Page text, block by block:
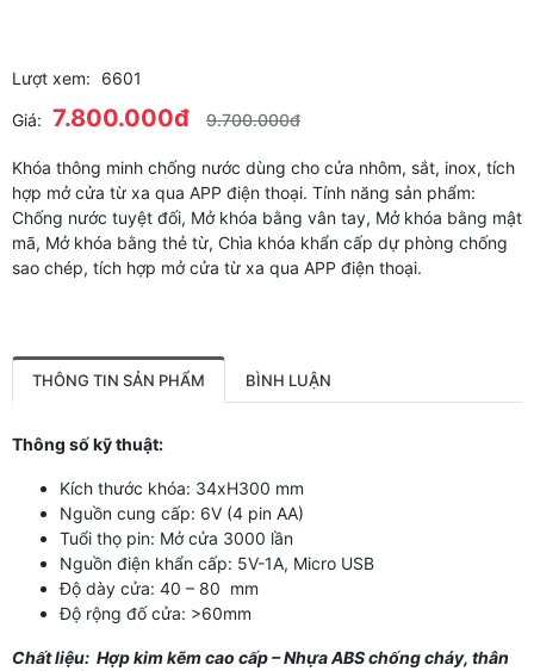
Lượt xem: 6601
Giá: 7.800.000đ 9.700.000đ
Khóa thông minh chống nước dùng cho cửa nhôm, sắt, inox, tích
hợp mở cửa từ xa qua APP điện thoại. Tính năng sản phẩm:
Chống nước tuyệt đối, Mở khóa bằng vân tay, Mở khóa bằng mật
mã, Mở khóa bằng thẻ từ, Chìa khóa khẩn cấp dự phòng chống
sao chép, tích hợp mở cửa từ xa qua APP điện thoại.
THÔNG TIN SẢN PHẨM BÌNH LUẬN
Thông số kỹ thuật:
Kích thước khóa: 34xH300 mm
Nguồn cung cấp: 6V (4 pin AA)
Tuổi thọ pin: Mở cửa 3000 lần
Nguồn điện khẩn cấp: 5V-1A, Micro USB
Độ dày cửa: 40 – 80 mm
Độ rộng đố cửa: >60mm
Chất liệu: Hợp kim kẽm cao cấp – Nhựa ABS chống cháy, thân